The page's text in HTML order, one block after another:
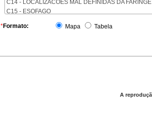
C14 - LOCALIZACOES MAL DEFINIDAS DA FARINGE
C15 - ESOFAGO
C17 - INTESTINO DELGADO
C20 - RETO
C24 - OUTRAS PARTES DAS VIAS BILIARES
*Formato: Mapa Tabela
A